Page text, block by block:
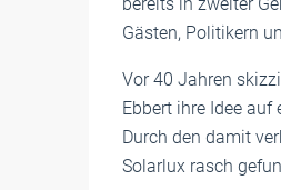
Gästen, Politikern
Vor 40 Jahren
Ebbert ihre Idee
Durch den damit
Solarlux rasch